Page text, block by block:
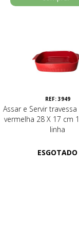
REF: 3949
Assar e Servir
vermelha 28 X 17 cm
linha
ESGOTADO